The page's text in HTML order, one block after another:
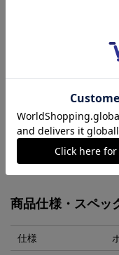
いつも使う筆記具は
おすすめのボールペ
ごく薄く漉いた革を
軸に巻き、つくりま
革の質感、色の美し
ボールペンと同色の
すめです。
商品仕様・スペッ
仕様